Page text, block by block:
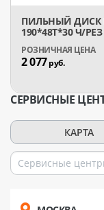
ПИЛЬНЫЙ ДИСК
190*48T*30 Ч/
2 077руб.
СЕРВИСНЫЕ
КАРТА